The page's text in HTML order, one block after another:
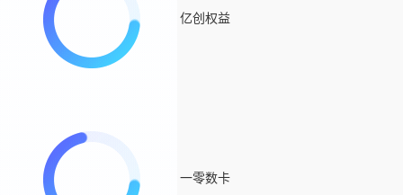
亿创权益
一零数卡